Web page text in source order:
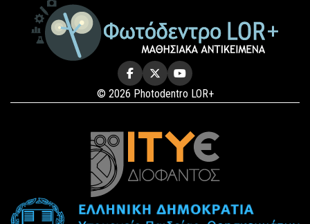
© 2026 Photodentro LOR+